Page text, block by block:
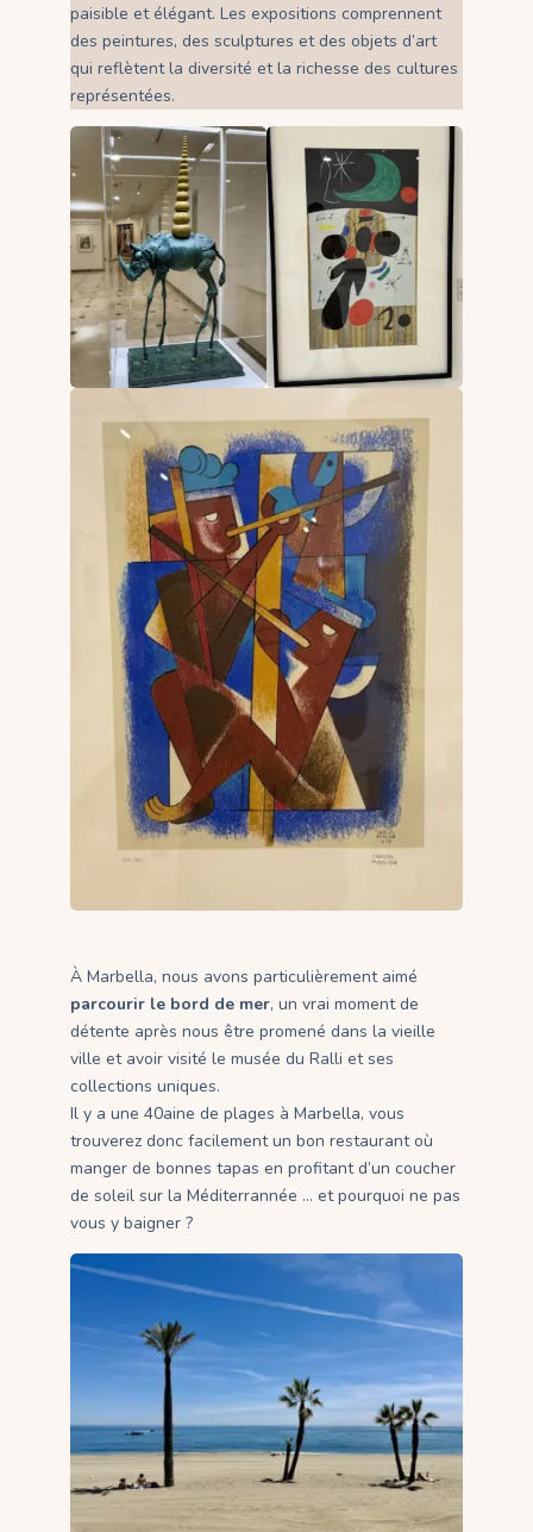
paisible et élégant. Les expositions comprennent
des peintures, des sculptures et des objets d’art
qui reflètent la diversité et la richesse des cultures
représentées.
À Marbella, nous avons particulièrement aimé
parcourir le bord de mer, un vrai moment de
détente après nous être promené dans la vieille
ville et avoir visité le musée du Ralli et ses
collections uniques.
Il y a une 40aine de plages à Marbella, vous
trouverez donc facilement un bon restaurant où
manger de bonnes tapas en profitant d’un coucher
de soleil sur la Méditerrannée … et pourquoi ne pas
vous y baigner ?